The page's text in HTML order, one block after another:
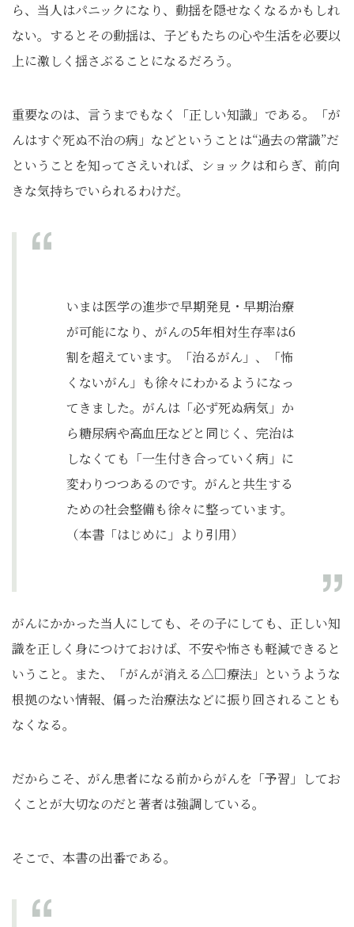
ら、当人はパニックになり、動揺を隠せなくなるかもしれ
ない。するとその動揺は、子どもたちの心や生活を必要以
上に激しく揺さぶることになるだろう。
重要なのは、言うまでもなく「正しい知識」である。「が
んはすぐ死ぬ不治の病」などということは“過去の常識”だ
ということを知ってさえいれば、ショックは和らぎ、前向
きな気持ちでいられるわけだ。
いまは医学の進歩で早期発見・早期治療
が可能になり、がんの5年相対生存率は6
割を超えています。「治るがん」、「怖
くないがん」も徐々にわかるようになっ
てきました。がんは「必ず死ぬ病気」か
ら糖尿病や高血圧などと同じく、完治は
しなくても「一生付き合っていく病」に
変わりつつあるのです。がんと共生する
ための社会整備も徐々に整っています。
（本書「はじめに」より引用）
がんにかかった当人にしても、その子にしても、正しい知
識を正しく身につけておけば、不安や怖さも軽減できると
いうこと。また、「がんが消える△□療法」というような
根拠のない情報、偏った治療法などに振り回されることも
なくなる。
だからこそ、がん患者になる前からがんを「予習」してお
くことが大切なのだと著者は強調している。
そこで、本書の出番である。